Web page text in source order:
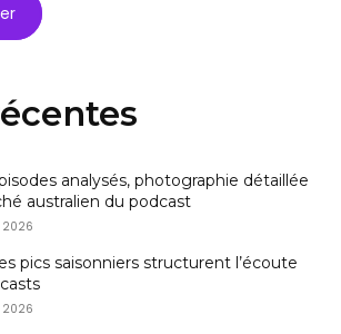
analysés, photographie détaillée
australien du podcast
2026
pics saisonniers structurent l’écoute
2026